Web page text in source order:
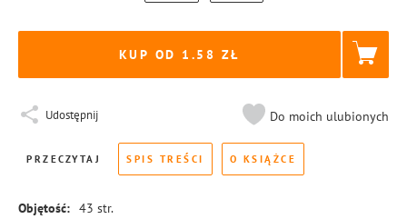
KUP OD 1.58
Udostępnij Do moich ulubionych
PRZECZYTAJ SPIS TREŚCI O KSIĄŻCE
Objętość: 43 str.